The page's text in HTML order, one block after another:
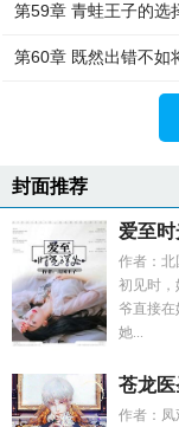
第59章 青蛙王子的选
第60章 既然出错不如
封面推荐
爱至
作者：北
初见时，
爷直接
她...
苍龙医
作者：凤